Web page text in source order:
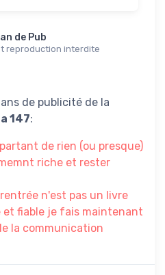
de Pub
reproduction interdite
de publicité de la
147:
de rien (ou presque)
riche et rester
n'est pas un livre
et fiable je fais maintenant
la communication